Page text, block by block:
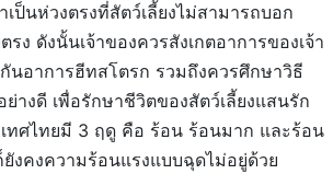
เป็นห่วงตรงที่สัตว์เลี้ยงไม่สามารถบอก
รง ดังนั้นเจ้าของควรสังเกตอาการของเจ้า
กันอาการฮีทสโตรก รวมถึงควรศึกษาวิธี
างดี เพื่อรักษาชีวิตของสัตว์เลี้ยงแสนรัก
ทศไทยมี 3 ฤดู คือ ร้อน ร้อนมาก และร้อน
งคงความร้อนแรงแบบฉุดไม่อยู่ด้วย